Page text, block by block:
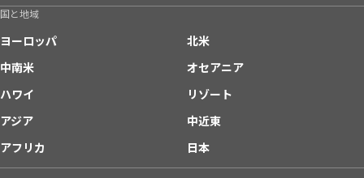
国と地域
ヨーロッパ
北米
中南米
オセアニア
ハワイ
リゾート
アジア
中近東
アフリカ
日本